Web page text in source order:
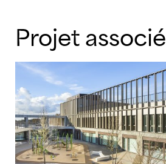
Projet associé